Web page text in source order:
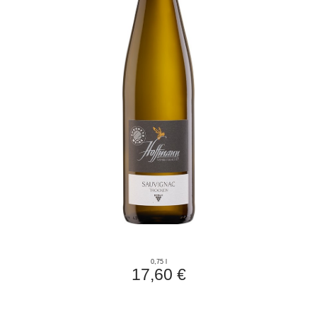
0,75 l
17,60 €